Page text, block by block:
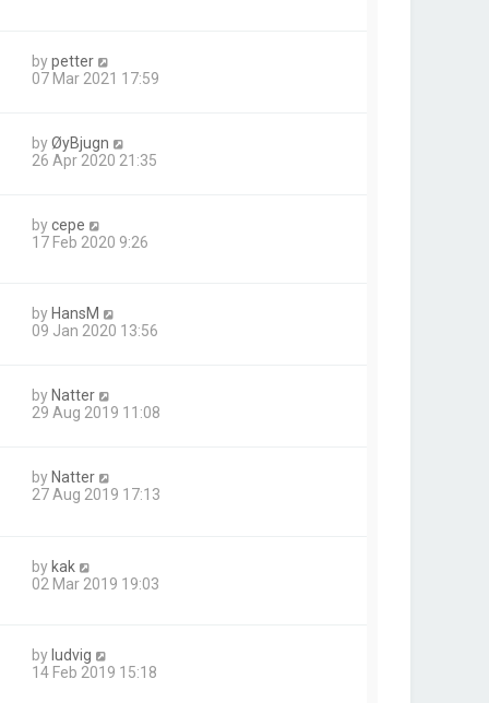
bypetter
07 Mar 2021 17:59
byØyBjugn
26 Apr 2020 21:35
bycepe
17 Feb 2020 9:26
by HansM
09 Jan 2020 13:56
by Natter
29 Aug 2019 11:08
by Natter
27 Aug 2019 17:13
bykak
02 Mar 2019 19:03
by ludvig
14 Feb 2019 15:18